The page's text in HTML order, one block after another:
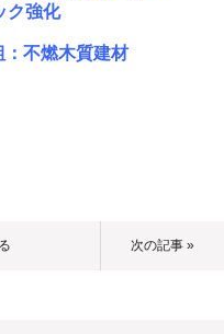
ク強化
：不燃木質建材
次の記事 »